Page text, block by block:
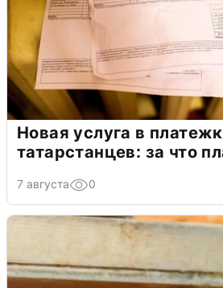
Новая услуга в
татарстанцев: за что
7 августа 0